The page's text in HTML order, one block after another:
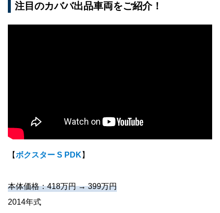
注目のカババ出品車両をご紹介！
【ボクスター S PDK 】
本体価格：418万円 → 399万円
2014年式